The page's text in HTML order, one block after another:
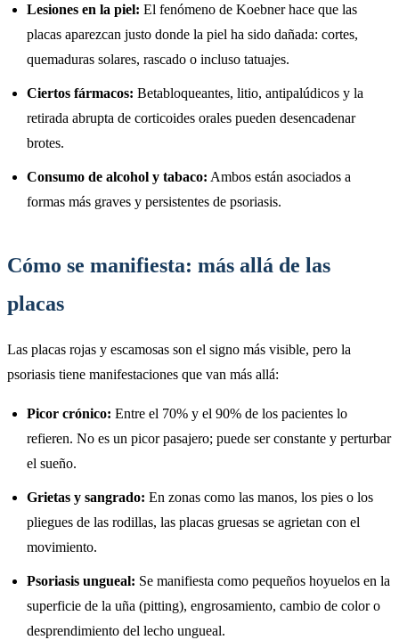
Lesiones en la piel: El fenómeno de Koebner hace que las
placas aparezcan justo donde la piel ha sido dañada: cortes,
quemaduras solares, rascado o incluso tatuajes.
Ciertos fármacos: Betabloqueantes, litio, antipalúdicos y la
retirada abrupta de corticoides orales pueden desencadenar
brotes.
Consumo de alcohol y tabaco: Ambos están asociados a
formas más graves y persistentes de psoriasis.
Cómo se manifiesta: más allá de las
placas
Las placas rojas y escamosas son el signo más visible, pero la
psoriasis tiene manifestaciones que van más allá:
Picor crónico: Entre el 70% y el 90% de los pacientes lo
refieren. No es un picor pasajero; puede ser constante y perturbar
el sueño.
Grietas y sangrado: En zonas como las manos, los pies o los
pliegues de las rodillas, las placas gruesas se agrietan con el
movimiento.
Psoriasis ungueal: Se manifiesta como pequeños hoyuelos en la
superficie de la uña (pitting), engrosamiento, cambio de color o
desprendimiento del lecho ungueal.